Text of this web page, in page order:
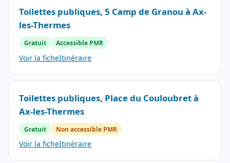
Toilettes publiques, 5 Camp de Granou à Ax-
les-Thermes
Gratuit Accessible PMR
Voir la ficheItinéraire
Toilettes publiques, Place du Couloubret à
Ax-les-Thermes
Gratuit Non accessible PMR
Voir la ficheItinéraire